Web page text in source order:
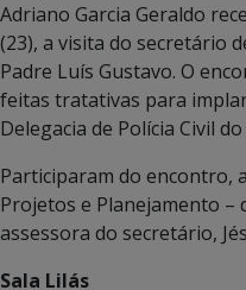
Adriano Garcia Geraldo
(23), a visita do secretário
Padre Luís Gustavo. O
feitas tratativas para
Delegacia de Polícia Civil
Participaram do encontro,
Projetos e Planejamento –
assessora do secretário,
Sala Lilás